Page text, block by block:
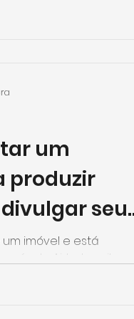
determinante na...
um
produzir
seu
imóvel e está
do Airbnb, saiba
qualidade pode fazer...